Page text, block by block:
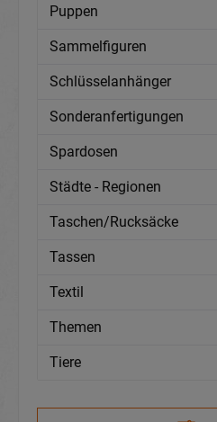
Puppen
Sammelfiguren
Schlüsselanhänger
Sonderanfertigungen
Spardosen
Städte - Regionen
Taschen/Rucksäcke
Tassen
Textil
Themen
Tiere